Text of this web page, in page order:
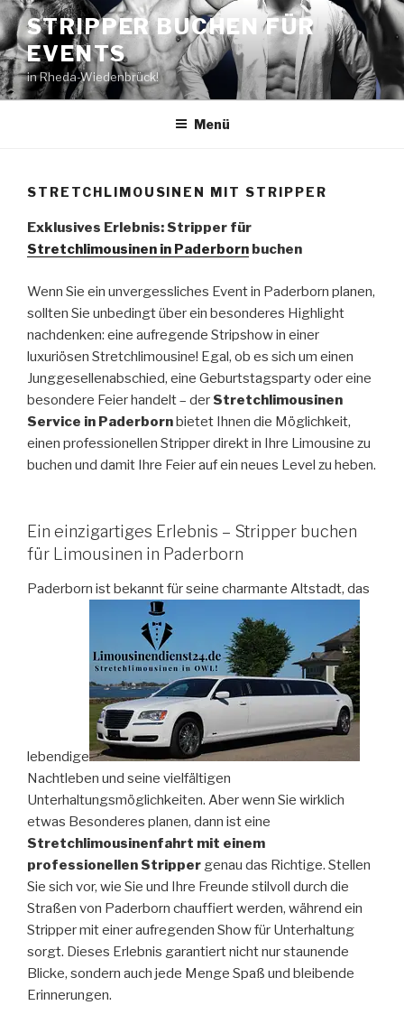
Zum
Inhalt
springen
STRIPPER BUCHEN FÜR
EVENTS
in Rheda-Wiedenbrück!
Menü
STRETCHLIMOUSINEN MIT STRIPPER
Exklusives Erlebnis: Stripper für
Stretchlimousinen in Paderborn buchen
Wenn Sie ein unvergessliches Event in Paderborn planen,
sollten Sie unbedingt über ein besonderes Highlight
nachdenken: eine aufregende Stripshow in einer
luxuriösen Stretchlimousine! Egal, ob es sich um einen
Junggesellenabschied, eine Geburtstagsparty oder eine
besondere Feier handelt – der Stretchlimousinen
Service in Paderbornbietet Ihnen die Möglichkeit,
einen professionellen Stripper direkt in Ihre Limousine zu
buchen und damit Ihre Feier auf ein neues Level zu heben.
Ein einzigartiges Erlebnis – Stripper buchen
für Limousinen in Paderborn
Paderborn ist bekannt für seine charmante Altstadt, das
lebendige
Nachtleben und seine vielfältigen
Unterhaltungsmöglichkeiten. Aber wenn Sie wirklich
etwas Besonderes planen, dann ist eine
Stretchlimousinenfahrt mit einem
professionellen Stripper genau das Richtige. Stellen
Sie sich vor, wie Sie und Ihre Freunde stilvoll durch die
Straßen von Paderborn chauffiert werden, während ein
Stripper mit einer aufregenden Show für Unterhaltung
sorgt. Dieses Erlebnis garantiert nicht nur staunende
Blicke, sondern auch jede Menge Spaß und bleibende
Erinnerungen.